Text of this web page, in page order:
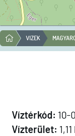
VIZEK
Víztérkód: 10-
Vízterület: